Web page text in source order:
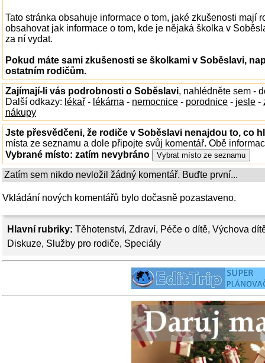
Hlavní rubriky: Těhotenství, Zdraví, Péče o dítě, Výchova
Diskuze, Služby pro rodiče, Speciály
Tato stránka obsahuje informace o tom, jaké zkušenosti mají
obsahovat jak informace o tom, kde je nějaká školka v
za ní vydat.
Pokud máte sami zkušenosti se školkami v Soběslavi,
ostatním rodičům.
Zajímají-li vás podrobnosti o Soběslavi, nahlédněte sem -
Další odkazy: lékař - lékárna - nemocnice - porodnice - jesle -
nákupy
Jste přesvědčeni, že rodiče v Soběslavi nenajdou to, co
místa ze seznamu a dole připojte svůj komentář. Obě
Vybrané místo: zatím nevybráno
Zatím sem nikdo nevložil žádný komentář. Buďte první...
Vkládání nových komentářů bylo dočasně pozastaveno.